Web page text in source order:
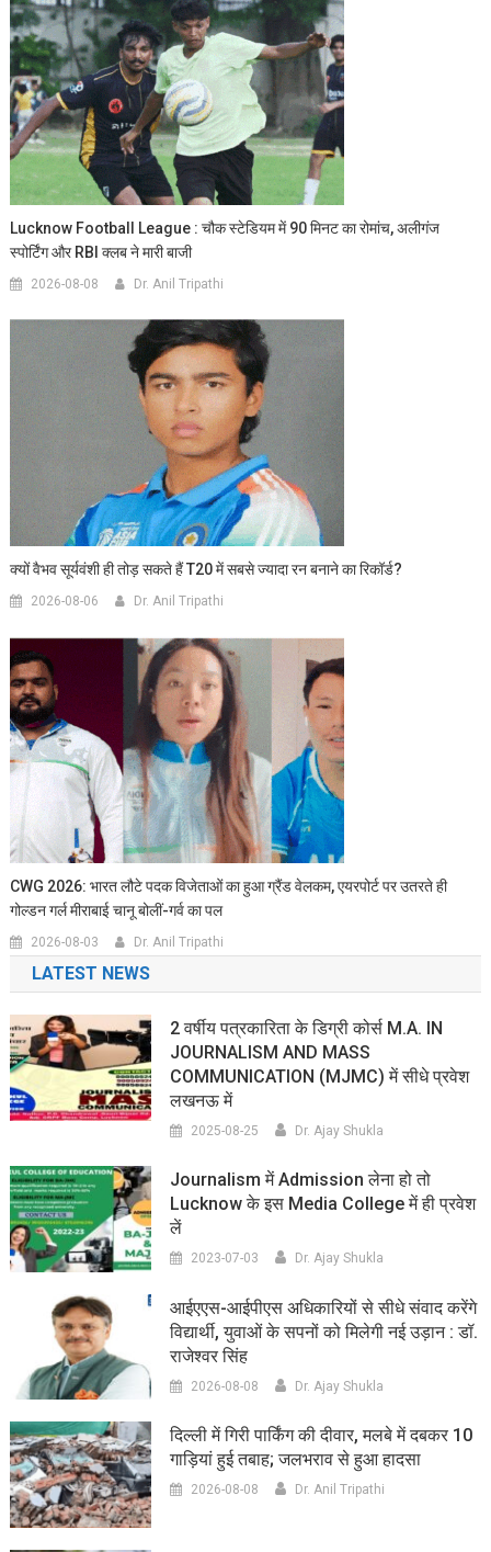
Lucknow Football League : चौक स्टेडियम में 90 मिनट का रोमांच, अलीगंज
स्पोर्टिंग और RBI क्लब ने मारी बाजी
2026-08-08 Dr. Anil Tripathi
क्यों वैभव सूर्यवंशी ही तोड़ सकते हैं T20 में सबसे ज्यादा रन बनाने का रिकॉर्ड?
2026-08-06 Dr. Anil Tripathi
CWG 2026: भारत लौटे पदक विजेताओं का हुआ ग्रैंड वेलकम, एयरपोर्ट पर उतरते ही
गोल्डन गर्ल मीराबाई चानू बोलीं-गर्व का पल
2026-08-03 Dr. Anil Tripathi
LATEST NEWS
2 वर्षीय पत्रकारिता के डिग्री कोर्स M.A. IN
JOURNALISM AND MASS
COMMUNICATION (MJMC) में सीधे प्रवेश
लखनऊ में
2025-08-25 Dr. Ajay Shukla
Journalism में Admission लेना हो तो
Lucknow के इस Media College में ही प्रवेश
लें
2023-07-03 Dr. Ajay Shukla
आईएएस-आईपीएस अधिकारियों से सीधे संवाद करेंगे
विद्यार्थी, युवाओं के सपनों को मिलेगी नई उड़ान : डॉ.
राजेश्वर सिंह
2026-08-08 Dr. Ajay Shukla
दिल्ली में गिरी पार्किंग की दीवार, मलबे में दबकर 10
गाड़ियां हुई तबाह; जलभराव से हुआ हादसा
2026-08-08 Dr. Anil Tripathi